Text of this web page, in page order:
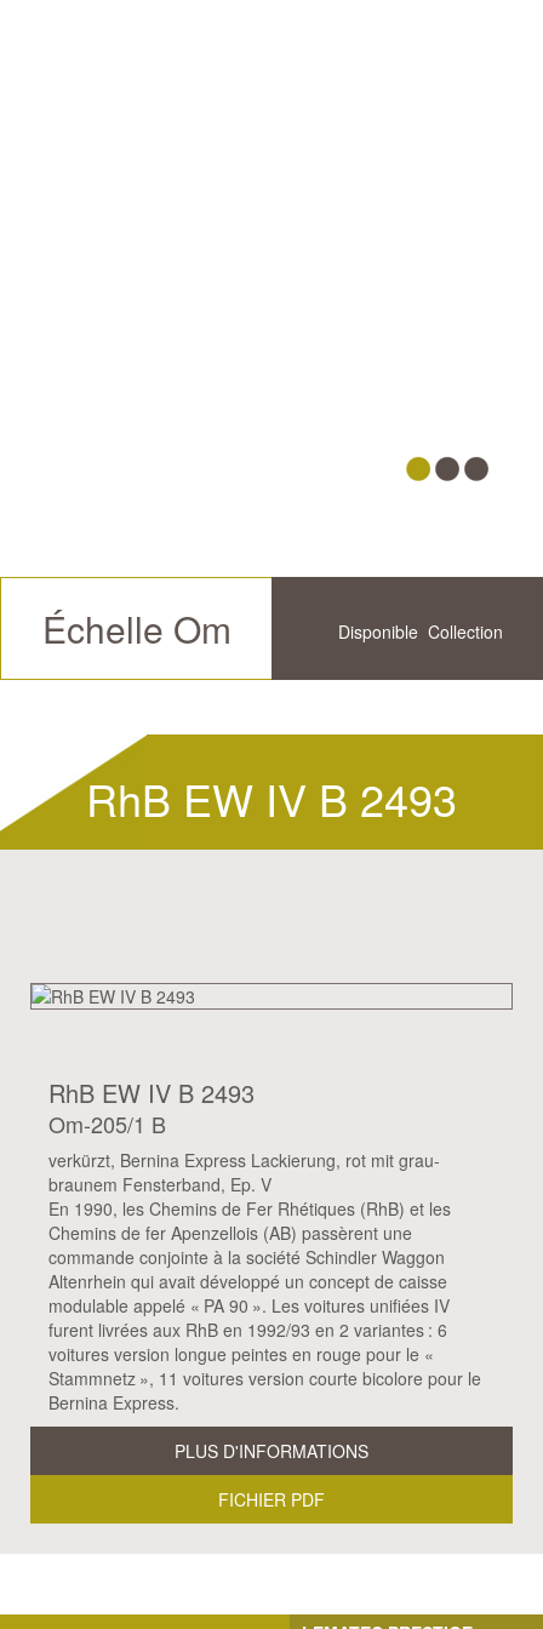
Échelle Om Disponible Collection
RhB EW IV B 2493
RhB EW IV B 2493
Om-205/1 B
verkürzt, Bernina Express Lackierung, rot mit grau-
braunem Fensterband, Ep. V
En 1990, les Chemins de Fer Rhétiques (RhB) et les
Chemins de fer Apenzellois (AB) passèrent une
commande conjointe à la société Schindler Waggon
Altenrhein qui avait développé un concept de caisse
modulable appelé « PA 90 ». Les voitures unifiées IV
furent livrées aux RhB en 1992/93 en 2 variantes : 6
voitures version longue peintes en rouge pour le «
Stammnetz », 11 voitures version courte bicolore pour le
Bernina Express.
PLUS D'INFORMATIONS
FICHIER PDF